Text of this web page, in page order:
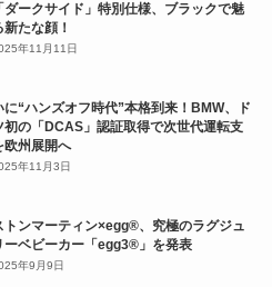
ダークサイド」特別仕様、ブラックで魅
新たな顔！
年11月11日
に“ハンズオフ時代”本格到来！BMW、ド
初の「DCAS」認証取得で次世代運転支
欧州展開へ
年11月3日
トンマーティン×egg®、究極のラグジュ
ーベビーカー「egg3®」を発表
年9月9日